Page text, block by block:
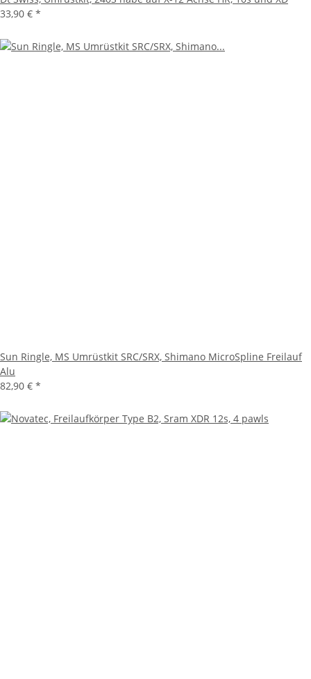
33,90 € *
Sun Ringle, MS Umrüstkit SRC/SRX, Shimano MicroSpline Freilauf
Alu
82,90 € *